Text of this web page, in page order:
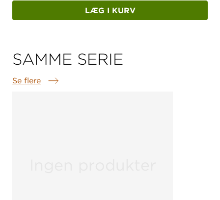
LÆG I KURV
SAMME SERIE
Se flere
Samme serie